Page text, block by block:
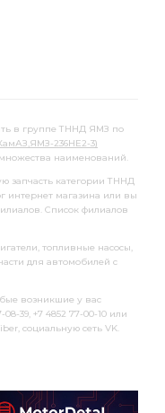
в группе ТННД ЯМЗ по
236НЕ2-3)
наименований.
запчасть категории ТННД
интернет магазина или вы
Список филиалов
топливные насосы,
для автомобилей с
возникшие у вас
39, +7 4852 77-00-10 или
социальную сеть VK.